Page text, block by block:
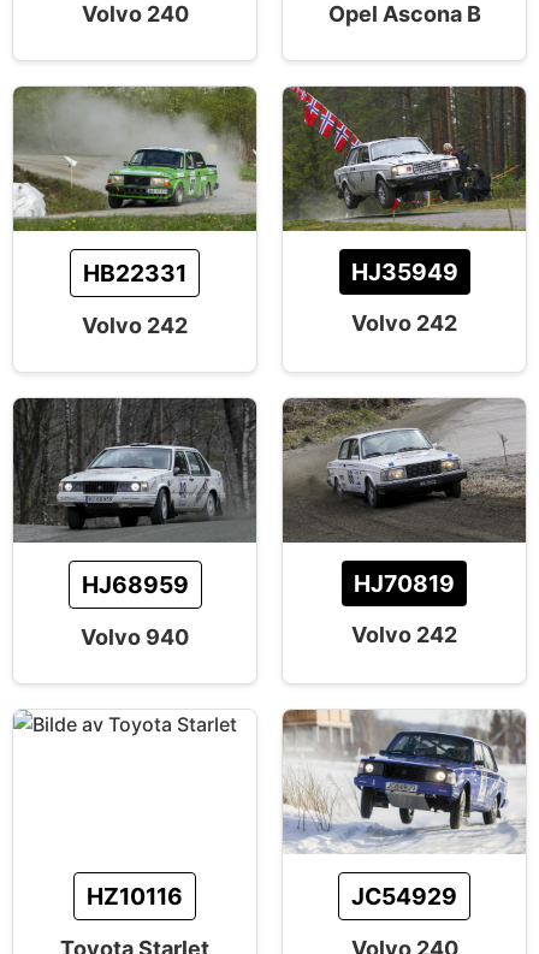
Volvo 240 Opel Ascona B
HB22331
Volvo 242
HJ35949
Volvo 242
HJ68959
Volvo 940
HJ70819
Volvo 242
HZ10116
Toyota Starlet
JC54929
Volvo 240